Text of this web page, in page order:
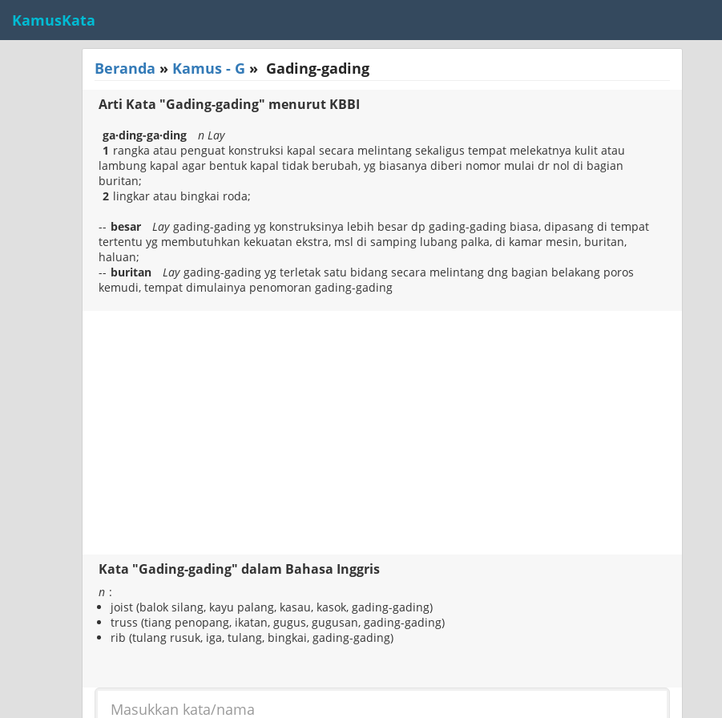
KamusKata
Beranda » Kamus - G » Gading-gading
Arti Kata "Gading-gading" menurut KBBI
ga·ding-ga·ding
n Lay
1 rangka atau penguat konstruksi kapal secara melintang sekaligus tempat melekatnya kulit atau
lambung kapal agar bentuk kapal tidak berubah, yg biasanya diberi nomor mulai dr nol di bagian
buritan;
2 lingkar atau bingkai roda;
-- besar Lay gading-gading yg konstruksinya lebih besar dp gading-gading biasa, dipasang di tempat
tertentu yg membutuhkan kekuatan ekstra, msl di samping lubang palka, di kamar mesin, buritan,
haluan;
-- buritan Lay gading-gading yg terletak satu bidang secara melintang dng bagian belakang poros
kemudi, tempat dimulainya penomoran gading-gading
Kata "Gading-gading" dalam Bahasa Inggris
n :
joist (balok silang, kayu palang, kasau, kasok, gading-gading)
truss (tiang penopang, ikatan, gugus, gugusan, gading-gading)
rib (tulang rusuk, iga, tulang, bingkai, gading-gading)